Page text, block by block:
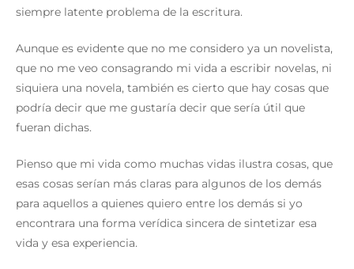
siempre latente problema de la escritura.
Aunque es evidente que no me considero ya un novelista,
que no me veo consagrando mi vida a escribir novelas, ni
siquiera una novela, también es cierto que hay cosas que
podría decir que me gustaría decir que sería útil que
fueran dichas.
Pienso que mi vida como muchas vidas ilustra cosas, que
esas cosas serían más claras para algunos de los demás
para aquellos a quienes quiero entre los demás si yo
encontrara una forma verídica sincera de sintetizar esa
vida y esa experiencia.